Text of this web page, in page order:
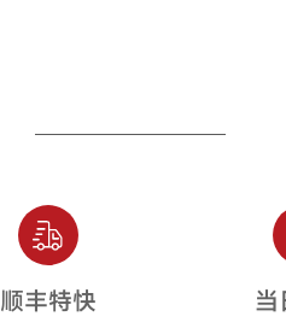
顺丰特快 当